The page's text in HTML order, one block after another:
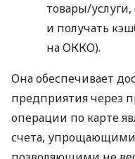
товары/
и получать
на ОККО).
Она обеспечивает
предприятия через
операции по карте
счета, упрощающими